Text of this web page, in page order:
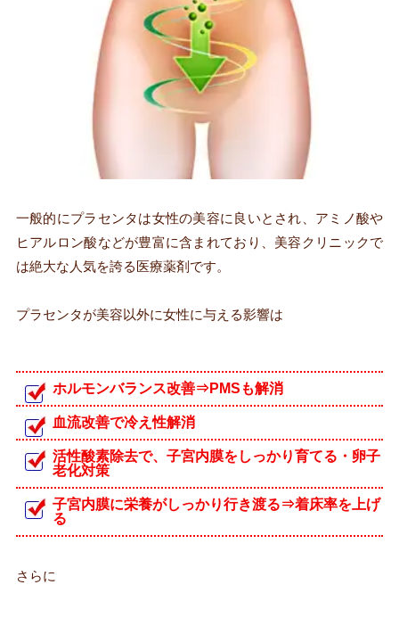
一般的にプラセンタは女性の美容に良いとされ、アミノ酸や
ヒアルロン酸などが豊富に含まれており、美容クリニックで
は絶大な人気を誇る医療薬剤です。
プラセンタが美容以外に女性に与える影響は
ホルモンバランス改善⇒PMSも解消
血流改善で冷え性解消
活性酸素除去で、子宮内膜をしっかり育てる・卵子
老化対策
子宮内膜に栄養がしっかり行き渡る⇒着床率を上げ
る
さらに